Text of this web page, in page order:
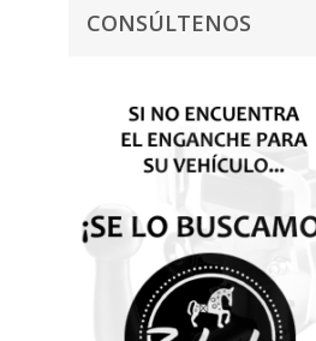
CONSÚLTENOS